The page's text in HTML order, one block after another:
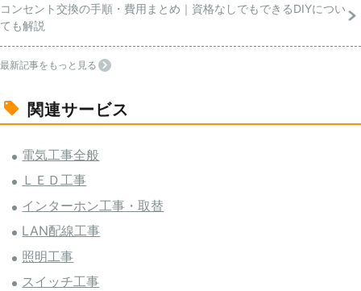
コンセント交換の手順・費用まとめ｜資格なしでもできるDIYについ
ても解説
最新記事をもっと見る
関連サービス
電気工事全般
ＬＥＤ工事
インターホン工事・取替
LAN配線工事
照明工事
スイッチ工事